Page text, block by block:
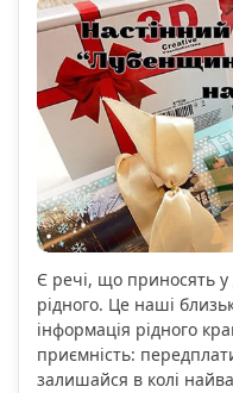
Є речі, що приносять у
рідного. Це наші
інформація рідного
приємність:
залишайся в колі